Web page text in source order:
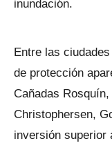
inundación.
Entre las
de protección
Cañadas
Christophersen,
inversión superior